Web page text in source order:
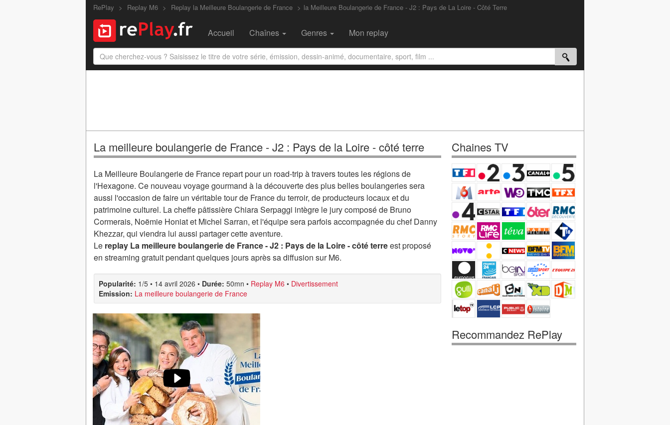
RePlay Replay M6 Replay la Meilleure Boulangerie de France la Meilleure Boulangerie de France - J2 : Pays de La Loire - Côté Terre
Accueil Chaînes Genres Mon replay
La meilleure boulangerie de France - J2 : Pays de la Loire - côté terre
La Meilleure Boulangerie de France repart pour un road-trip à travers toutes les régions de
l'Hexagone. Ce nouveau voyage gourmand à la découverte des plus belles boulangeries sera
aussi l'occasion de faire un véritable tour de France du terroir, de producteurs locaux et du
patrimoine culturel. La cheffe pâtissière Chiara Serpaggi intègre le jury composé de Bruno
Cormerais, Noëmie Honiat et Michel Sarran, et l'équipe sera parfois accompagnée du chef Danny
Khezzar, qui viendra lui aussi partager cette aventure.
Le replay La meilleure boulangerie de France - J2 : Pays de la Loire - côté terreest proposé
en streaming gratuit pendant quelques jours après sa diffusion sur M6.
Popularité: 1/5 • 14 avril 2026 • Durée: 50mn • Replay M6 • Divertissement
Emission: La meilleure boulangerie de France
Chaines TV
Recommandez RePlay